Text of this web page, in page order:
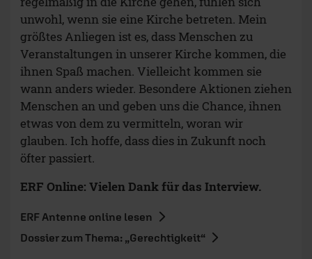
unwohl, wenn sie eine Kirche betreten. Mein
größtes Anliegen ist es, dass Menschen zu
Veranstaltungen in unserer Kirche kommen, die
ihnen Spaß machen. Vielleicht kommen sie
wann anders wieder. Besondere Aktionen ziehen
Menschen an und geben uns die Chance, ihnen
etwas von dem zu vermitteln, woran wir
glauben. Ich hoffe, dass dies in Zukunft noch
öfter passiert.
ERF Online: Vielen Dank für das Interview.
ERF Antenne online lesen
Dossier zum Thema: „Gerechtigkeit“